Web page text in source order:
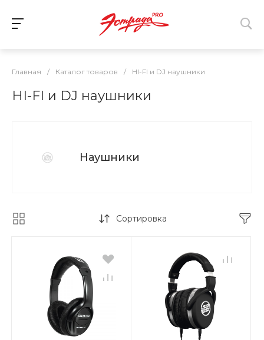
Главная / Каталог товаров / HI-FI и DJ наушники
HI-FI и DJ наушники
Наушники
Сортировка